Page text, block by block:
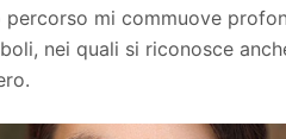
percorso mi commuove
nei quali si riconosce